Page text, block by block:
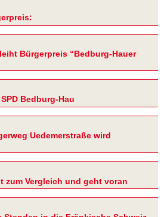
Bürgerpreis “Bedburg-Hauer
Bedburg-Hau
Uedemerstraße wird
zum Vergleich und geht voran